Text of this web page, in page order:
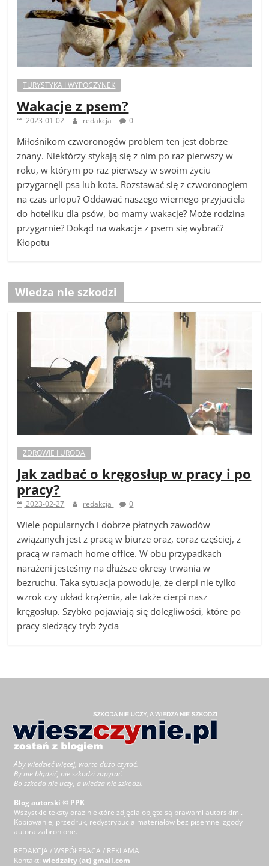
TURYSTYKA I WYPOCZYNEK
Wakacje z psem?
2023-01-02 redakcja 0
Miłośnikom czworonogów problem ten jest dobrze
znany. Niektórzy stykają się z nim po raz pierwszy w
roku, w którym po raz pierwszy w swoim życiu
przygarnęli psa lub kota. Rozstawać się z czworonogiem
na czas urlopu? Oddawać naszego wiernego przyjaciela
do hoteliku dla psów, bo mamy wakacje? Może rodzina
przygarnie? Dokąd na wakacje z psem się wybrać?
Kłopotu
Wiedza nie szkodzi
ZDROWIE I URODA
Jak zadbać o kręgosłup w pracy i po
pracy?
2023-02-27 redakcja 0
Wiele popularnych i dobrze płatnych zawodów
związanych jest z pracą w biurze oraz, coraz częściej, z
pracą w ramach home office. W obu przypadkach
narażeni jesteśmy na dłuższe okresy trwania w
bezruchu. Taka sytuacja powoduje, że cierpi nie tylko
wzrok czy układ krążenia, ale także cierpi nasz
kręgosłup. Szybko pojawiają się dolegliwości, które po
pracy siedzący tryb życia
Aby wiedzieć więcej, warto dużo czytać.
By nie błądzić, nie szkodzi zapytać.
Bo szkoda nie uczy, a wiedza nie szkodzi.
Blog autorski © PPK
Wszystkie teksty oraz niektóre zdjęcia objęte są prawami autorskimi.
Kopiowanie, przedruk, redystrybucja materiałów bez pisemnej zgody
autora zabronione.
REDAKCJA / WSPÓŁPRACA / REKLAMA
Kontakt:wiedzaity (at) gmail.com